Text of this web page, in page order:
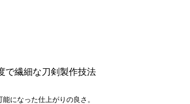
で繊細な刀剣製作技法
になった仕上がりの良さ。